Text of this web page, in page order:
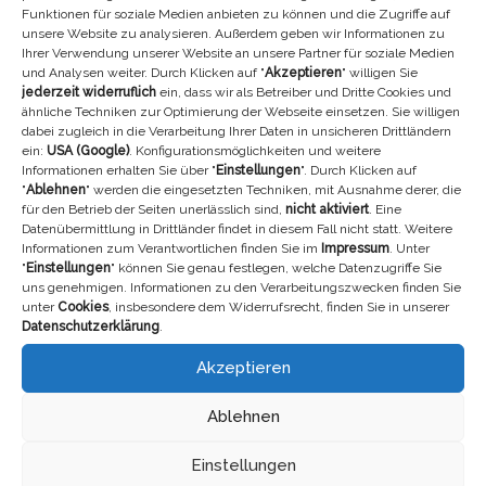
Funktionen für soziale Medien anbieten zu können und die Zugriffe auf
unsere Website zu analysieren. Außerdem geben wir Informationen zu
Ihrer Verwendung unserer Website an unsere Partner für soziale Medien
und Analysen weiter. Durch Klicken auf "Akzeptieren" willigen Sie
jederzeit widerruflich ein, dass wir als Betreiber und Dritte Cookies und
ähnliche Techniken zur Optimierung der Webseite einsetzen. Sie willigen
dabei zugleich in die Verarbeitung Ihrer Daten in unsicheren Drittländern
ein: USA (Google). Konfigurationsmöglichkeiten und weitere
Informationen erhalten Sie über "Einstellungen". Durch Klicken auf
"Ablehnen" werden die eingesetzten Techniken, mit Ausnahme derer, die
für den Betrieb der Seiten unerlässlich sind, nicht aktiviert. Eine
Datenübermittlung in Drittländer findet in diesem Fall nicht statt. Weitere
Informationen zum Verantwortlichen finden Sie im Impressum . Unter
"Einstellungen" können Sie genau festlegen, welche Datenzugriffe Sie
uns genehmigen. Informationen zu den Verarbeitungszwecken finden Sie
unter Cookies, insbesondere dem Widerrufsrecht, finden Sie in unserer
Datenschutzerklärung
Akzeptieren
Ablehnen
Einstellungen
Seiten als Heilversprechen. Dies wäre gesetzlich nicht zulässig
und außerdem auch nicht seriös.
Grundsätzlich soll bei keinem unserer angebotenen Produkte der
Eindruck erweckt werden, dass diesen ein Heilversprechen
unsererseits zugrunde liegt. Ebenso wenig kann aus den
Ausführungen abgeleitet werden, dass Linderung oder
Verbesserung eines Krankheitszustandes garantiert oder
versprochen werden. Die Diagnose und Therapie von
Erkrankungen und anderen körperlichen Störungen erfordert die
Behandlung durch Ärzte/Ärztinnen oder
Heilpraktiker/Heilpraktikerinnen. Die Informationen auf diesen
Seiten sind ausschließlich informativ, sie sollen nicht als Ersatz
für eine ärztliche Behandlung genutzt werden. Das mit einer
falschen Diagnose oder Behandlung verbundene Risiko kann nur
durch die Einbeziehung eines Arztes oder einer Ärztin bzw. eines
Therapeuten verringert werden. Wie jede Wissenschaft ist die
Medizin ständigen Entwicklungen unterworfen.
Soweit auf unseren Seiten oder angebotenen Texten eine